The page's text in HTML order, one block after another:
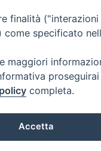
Copyright 2017 © Pontificia
finalità ("interazioni
specificato
maggiori
proseguirai
completa.
Accetta